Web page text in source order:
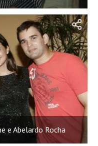
e Abelardo Rocha